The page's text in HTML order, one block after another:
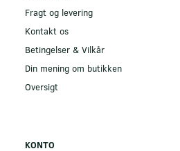
Fragt og levering
Kontakt os
Betingelser & Vilkår
Din mening om butikken
Oversigt
KONTO